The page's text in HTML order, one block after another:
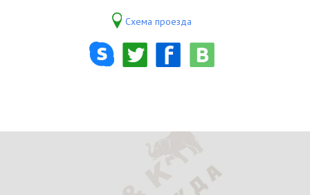
Схема проезда